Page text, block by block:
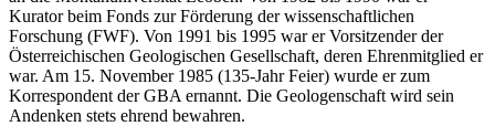
Kurator beim Fonds zur Förderung der wissenschaftlichen
Forschung (FWF). Von 1991 bis 1995 war er Vorsitzender der
Österreichischen Geologischen Gesellschaft, deren Ehrenmitglied er
war. Am 15. November 1985 (135-Jahr Feier) wurde er zum
Korrespondent der GBA ernannt. Die Geologenschaft wird sein
Andenken stets ehrend bewahren.